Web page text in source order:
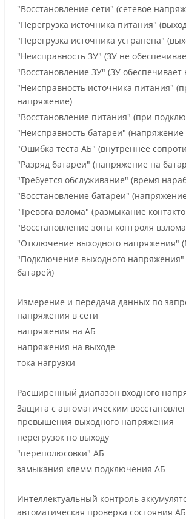
"Восстановление сети" (сетевое
"Перегрузка источника питания"
"Перегрузка источника устранена"
"Неисправность ЗУ" (ЗУ не
"Восстановление ЗУ" (ЗУ
"Неисправность источника питания"
напряжение)
"Восстановление питания" (при
"Неисправность батареи"
"Ошибка теста АБ" (внутреннее
"Разряд батареи" (напряжение на
"Требуется обслуживание" (время
"Восстановление батареи"
"Тревога взлома" (размыкание
"Восстановление зоны контроля
"Отключение выходного напряжения"
"Подключение выходного
батарей)
Измерение и передача данных по
напряжения в сети
напряжения на АБ
напряжения на выходе
тока нагрузки
Расширенный диапазон входного
Защита с автоматическим
превышения выходного напряжения
перегрузок по выходу
"переполюсовки" АБ
замыкания клемм подключения АБ
Интеллектуальный контроль
автоматическая проверка состояния